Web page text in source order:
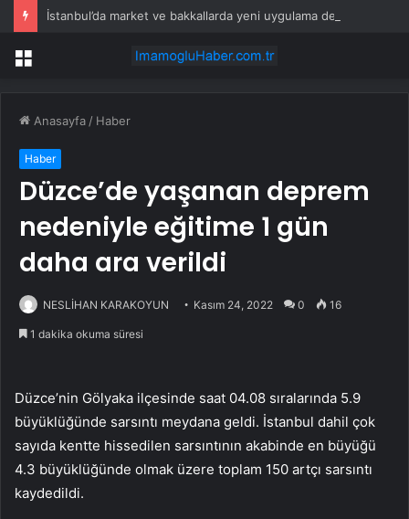
Menü
Anasayfa / Haber
Haber
Düzce’de yaşanan deprem
nedeniyle eğitime 1 gün
daha ara verildi
NESLİHAN KARAKOYUN Kasım 24, 2022 0 16
1 dakika okuma süresi
Düzce’nin Gölyaka ilçesinde saat 04.08 sıralarında 5.9
büyüklüğünde sarsıntı meydana geldi. İstanbul dahil çok
sayıda kentte hissedilen sarsıntının akabinde en büyüğü
4.3 büyüklüğünde olmak üzere toplam 150 artçı sarsıntı
kaydedildi.